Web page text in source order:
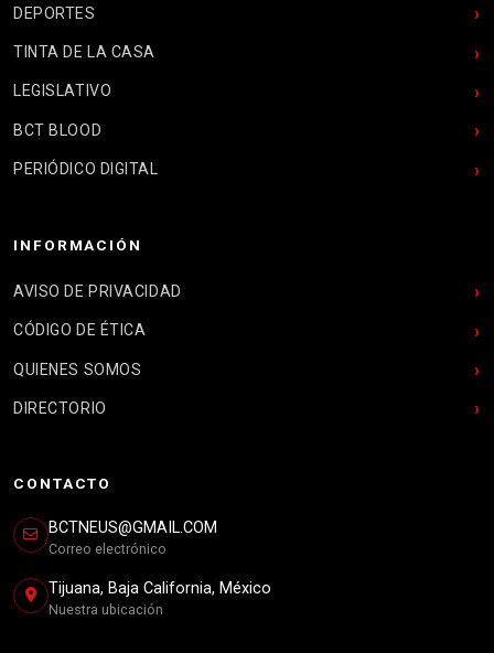
DEPORTES
TINTA DE LA CASA
LEGISLATIVO
BCT BLOOD
PERIÓDICO DIGITAL
INFORMACIÓN
AVISO DE PRIVACIDAD
CÓDIGO DE ÉTICA
QUIENES SOMOS
DIRECTORIO
CONTACTO
BCTNEUS@GMAIL.COM
Correo electrónico
Tijuana, Baja California, México
Nuestra ubicación